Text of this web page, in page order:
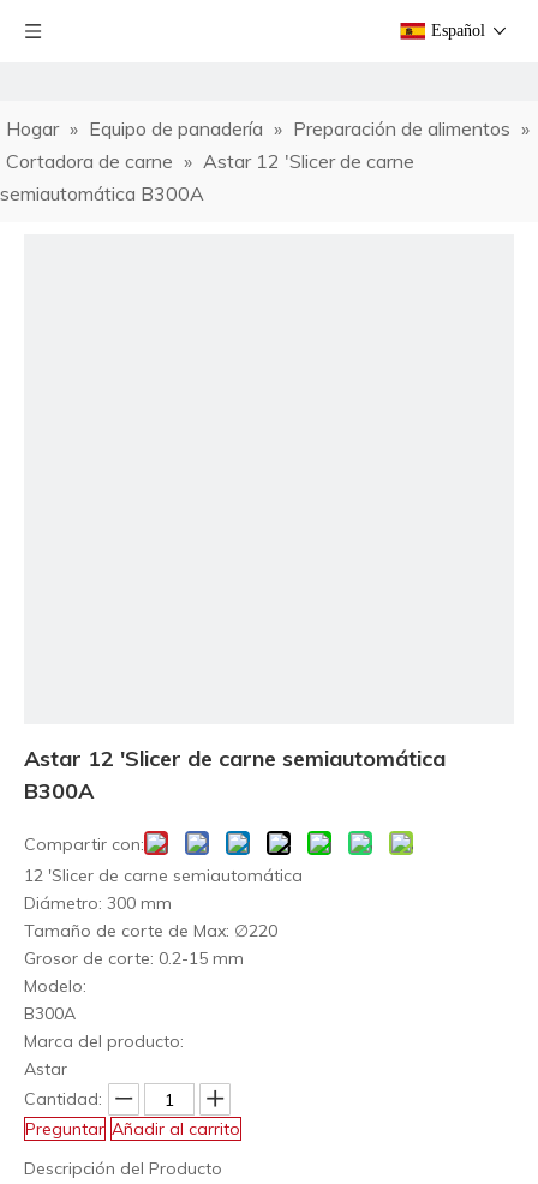
Español
Hogar » Equipo de panadería » Preparación de alimentos »
Cortadora de carne » Astar 12 'Slicer de carne
semiautomática B300A
Astar 12 'Slicer de carne semiautomática
B300A
Compartir con:
12 'Slicer de carne semiautomática
Diámetro: 300 mm
Tamaño de corte de Max: ∅220
Grosor de corte: 0.2-15 mm
Modelo:
B300A
Marca del producto:
Astar
Cantidad:
Preguntar Añadir al carrito
Descripción del Producto